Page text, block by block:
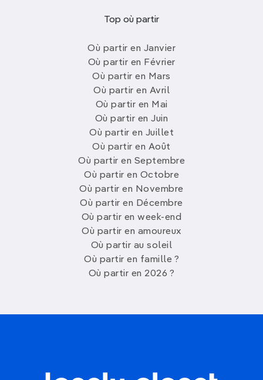
Top où partir
Où partir en Janvier
Où partir en Février
Où partir en Mars
Où partir en Avril
Où partir en Mai
Où partir en Juin
Où partir en Juillet
Où partir en Août
Où partir en Septembre
Où partir en Octobre
Où partir en Novembre
Où partir en Décembre
Où partir en week-end
Où partir en amoureux
Où partir au soleil
Où partir en famille ?
Où partir en 2026 ?